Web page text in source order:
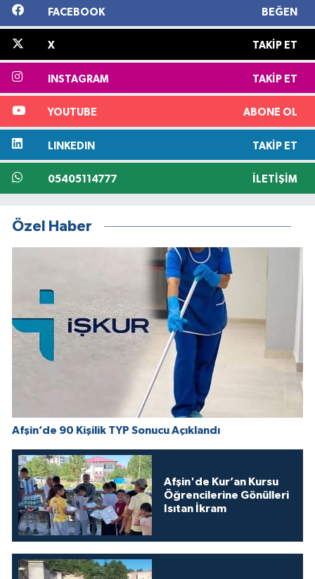
FACEBOOK BEĞEN
X TAKIP ET
INSTAGRAM TAKIP ET
YOUTUBE ABONE OL
LINKEDIN TAKIP ET
05405114777 İLETIŞIM
Özel Haber
Afşin’de 90 Kişilik TYP Sonucu Açıklandı
Afşin'de Kur’an Kursu
Öğrencilerine Gönülleri
Isıtan İkram